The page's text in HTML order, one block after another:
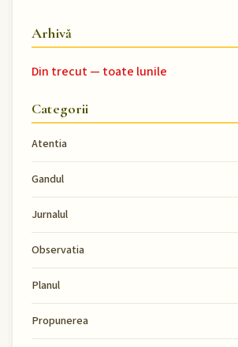
Arhivă
Din trecut — toate lunile
Categorii
Atentia
Gandul
Jurnalul
Observatia
Planul
Propunerea